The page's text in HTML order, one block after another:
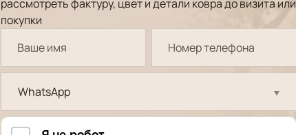
рассмотреть фактуру, цвет и детали ковра до визита или
покупки
WhatsApp